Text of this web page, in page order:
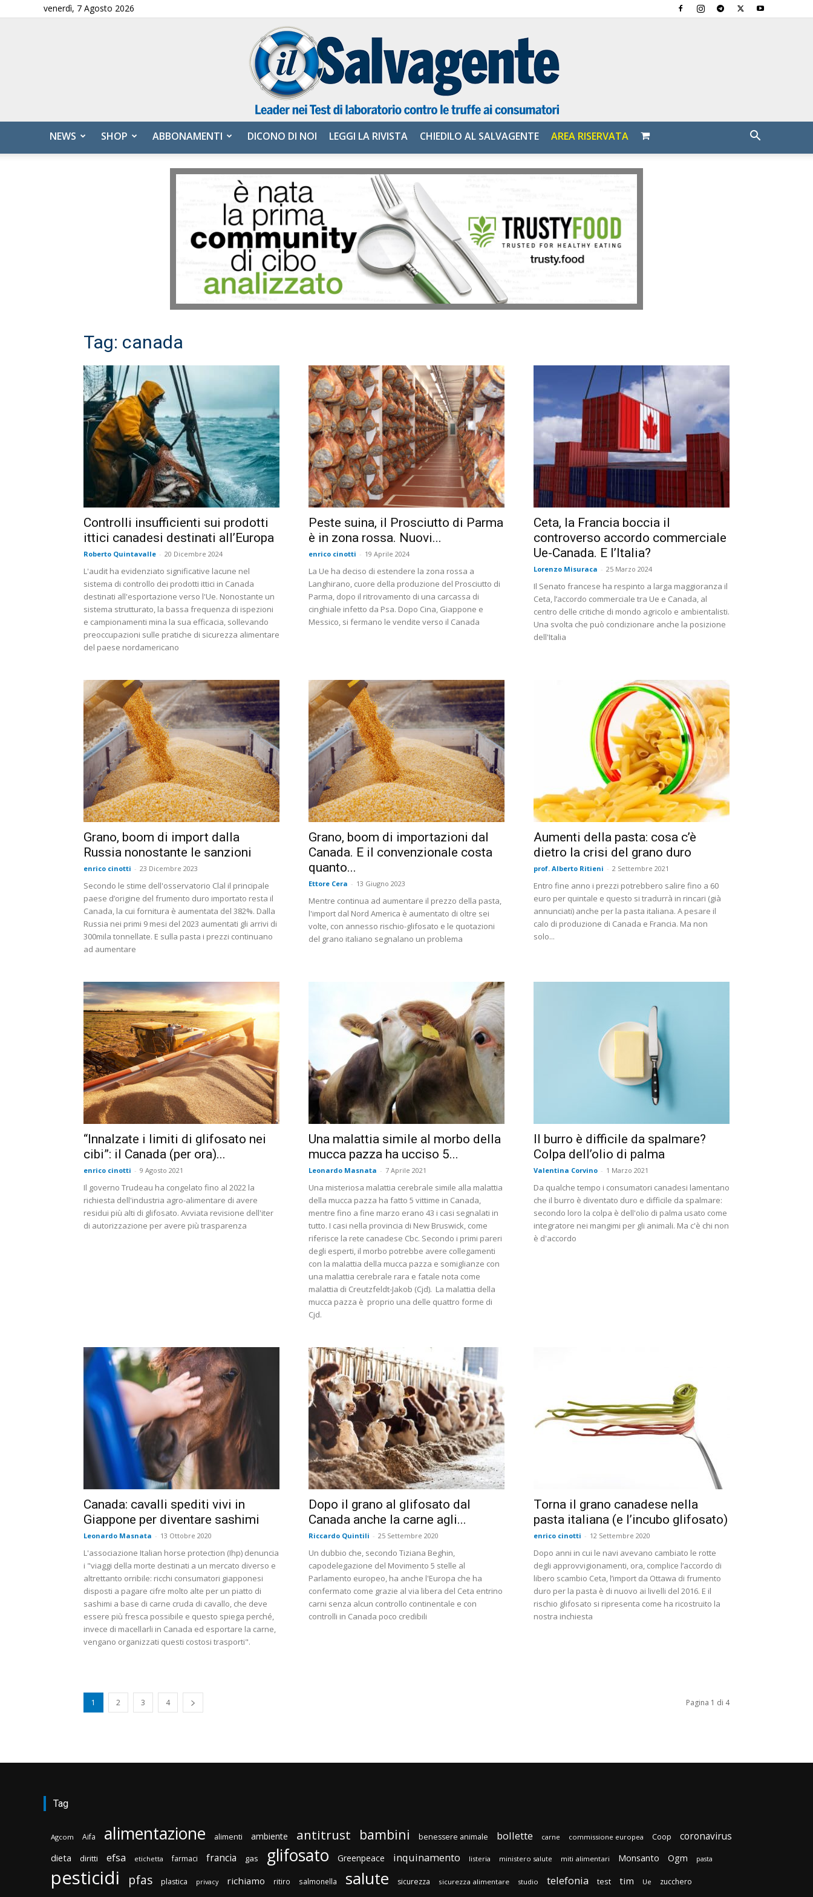
venerdì, 7 Agosto 2026
Salvagente
NEWS SHOP ABBONAMENTI DICONO DI NOI LEGGI LA RIVISTA CHIEDILO AL SALVAGENTE AREA RISERVATA
Tag: canada
Controlli insufficienti sui prodotti
ittici canadesi destinati all’Europa
Roberto Quintavalle - 20 Dicembre 2024
L'audit ha evidenziato significative lacune nel
sistema di controllo dei prodotti ittici in Canada
destinati all'esportazione verso l'Ue. Nonostante un
sistema strutturato, la bassa frequenza di ispezioni
e campionamenti mina la sua efficacia, sollevando
preoccupazioni sulle pratiche di sicurezza alimentare
del paese nordamericano
Peste suina, il Prosciutto di Parma
è in zona rossa. Nuovi...
enrico cinotti - 19 Aprile 2024
La Ue ha deciso di estendere la zona rossa a
Langhirano, cuore della produzione del Prosciutto di
Parma, dopo il ritrovamento di una carcassa di
cinghiale infetto da Psa. Dopo Cina, Giappone e
Messico, si fermano le vendite verso il Canada
Ceta, la Francia boccia il
controverso accordo commerciale
Ue-Canada. E l’Italia?
Lorenzo Misuraca - 25 Marzo 2024
Il Senato francese ha respinto a larga maggioranza il
Ceta, l’accordo commerciale tra Ue e Canada, al
centro delle critiche di mondo agricolo e ambientalisti.
Una svolta che può condizionare anche la posizione
dell'Italia
Grano, boom di import dalla
Russia nonostante le sanzioni
enrico cinotti - 23 Dicembre 2023
Secondo le stime dell'osservatorio Clal il principale
paese d’origine del frumento duro importato resta il
Canada, la cui fornitura è aumentata del 382%. Dalla
Russia nei primi 9 mesi del 2023 aumentati gli arrivi di
300mila tonnellate. E sulla pasta i prezzi continuano
ad aumentare
Grano, boom di importazioni dal
Canada. E il convenzionale costa
quanto...
Ettore Cera - 13 Giugno 2023
Mentre continua ad aumentare il prezzo della pasta,
l'import dal Nord America è aumentato di oltre sei
volte, con annesso rischio-glifosato e le quotazioni
del grano italiano segnalano un problema
Aumenti della pasta: cosa c’è
dietro la crisi del grano duro
prof. Alberto Ritieni - 2 Settembre 2021
Entro fine anno i prezzi potrebbero salire fino a 60
euro per quintale e questo si tradurrà in rincari (già
annunciati) anche per la pasta italiana. A pesare il
calo di produzione di Canada e Francia. Ma non
solo...
“Innalzate i limiti di glifosato nei
cibi”: il Canada (per ora)...
enrico cinotti - 9 Agosto 2021
Il governo Trudeau ha congelato fino al 2022 la
richiesta dell'industria agro-alimentare di avere
residui più alti di glifosato. Avviata revisione dell'iter
di autorizzazione per avere più trasparenza
Una malattia simile al morbo della
mucca pazza ha ucciso 5...
Leonardo Masnata - 7 Aprile 2021
Una misteriosa malattia cerebrale simile alla malattia
della mucca pazza ha fatto 5 vittime in Canada,
mentre fino a fine marzo erano 43 i casi segnalati in
tutto. I casi nella provincia di New Bruswick, come
riferisce la rete canadese Cbc. Secondo i primi pareri
degli esperti, il morbo potrebbe avere collegamenti
con la malattia della mucca pazza e somiglianze con
una malattia cerebrale rara e fatale nota come
malattia di Creutzfeldt-Jakob (Cjd). La malattia della
mucca pazza è proprio una delle quattro forme di
Cjd.
Il burro è difficile da spalmare?
Colpa dell’olio di palma
Valentina Corvino - 1 Marzo 2021
Da qualche tempo i consumatori canadesi lamentano
che il burro è diventato duro e difficile da spalmare:
secondo loro la colpa è dell'olio di palma usato come
integratore nei mangimi per gli animali. Ma c'è chi non
è d'accordo
Canada: cavalli spediti vivi in
Giappone per diventare sashimi
Leonardo Masnata - 13 Ottobre 2020
L'associazione Italian horse protection (Ihp) denuncia
i "viaggi della morte destinati a un mercato diverso e
altrettanto orribile: ricchi consumatori giapponesi
disposti a pagare cifre molto alte per un piatto di
sashimi a base di carne cruda di cavallo, che deve
essere più fresca possibile e questo spiega perché,
invece di macellarli in Canada ed esportare la carne,
vengano organizzati questi costosi trasporti".
Dopo il grano al glifosato dal
Canada anche la carne agli...
Riccardo Quintili - 25 Settembre 2020
Un dubbio che, secondo Tiziana Beghin,
capodelegazione del Movimento 5 stelle al
Parlamento europeo, ha anche l'Europa che ha
confermato come grazie al via libera del Ceta entrino
carni senza alcun controllo continentale e con
controlli in Canada poco credibili
Torna il grano canadese nella
pasta italiana (e l’incubo glifosato)
enrico cinotti - 12 Settembre 2020
Dopo anni in cui le navi avevano cambiato le rotte
degli approvvigionamenti, ora, complice l’accordo di
libero scambio Ceta, l’import da Ottawa di frumento
duro per la pasta è di nuovo ai livelli del 2016. E il
rischio glifosato si ripresenta come ha ricostruito la
nostra inchiesta
1 2 3 4 Pagina 1 di 4
Tag
Agcom Aifa alimentazione alimenti ambiente antitrust bambini benessere animale bollette carne commissione europea Coop coronavirus
dieta diritti efsa etichetta farmaci francia gas glifosato Greenpeace inquinamento listeria ministero salute miti alimentari Monsanto Ogm pasta
pesticidi pfas plastica privacy richiamo ritiro salmonella salute sicurezza sicurezza alimentare studio telefonia test tim Ue zucchero